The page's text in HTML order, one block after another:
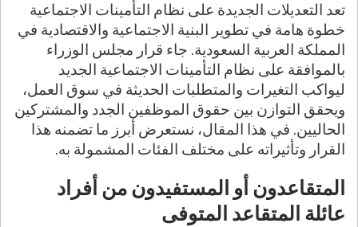
تعد التعديلات الجديدة على نظام التأمينات الاجتماعية
خطوة هامة في تطوير البنية الاجتماعية والاقتصادية في
المملكة العربية السعودية. جاء قرار مجلس الوزراء
بالموافقة على نظام التأمينات الاجتماعية الجديد
ليواكب التغيرات والمتطلبات الحديثة في سوق العمل،
ويحقق التوازن بين حقوق الموظفين الجدد والمشتركين
الحاليين. في هذا المقال، نستعرض أبرز ما تضمنه هذا
القرار وتأثيراته على مختلف الفئات المشمولة به.
المتقاعدون أو المستفيدون من أفراد
عائلة المتقاعد المتوفى